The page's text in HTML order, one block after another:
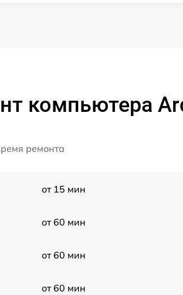
компьютера
ремонта
от 15 мин
от 60 мин
от 60 мин
от 60 мин